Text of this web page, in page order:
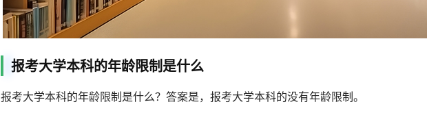
报考大学本科的年龄限制是什么
报考大学本科的年龄限制是什么？答案是，报考大学本科的没有年龄限制。